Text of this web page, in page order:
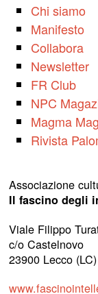
Chi siamo
Manifesto
Collabora
Newsletter
FR Club
NPC
Magma
Rivista
Associazione
Il fascino degli
Viale Filippo
c/o Castelnovo
23900 Lecco (LC)